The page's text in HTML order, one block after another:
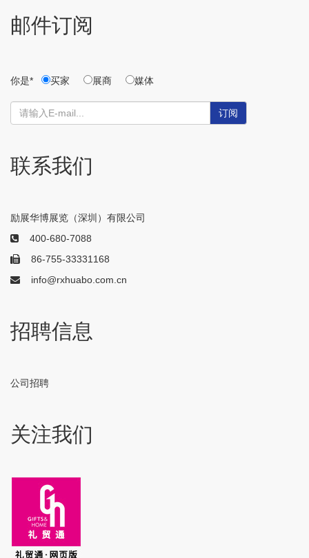
邮件订阅
你是* 买家 展商 媒体
订阅
联系我们
励展华博展览（深圳）有限公司
400-680-7088
86-755-33331168
info@rxhuabo.com.cn
招聘信息
公司招聘
关注我们